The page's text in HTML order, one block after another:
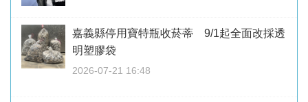
嘉義縣停用寶特瓶收菸蒂 9/1起全面改採透
明塑膠袋
2026-07-21 16:48